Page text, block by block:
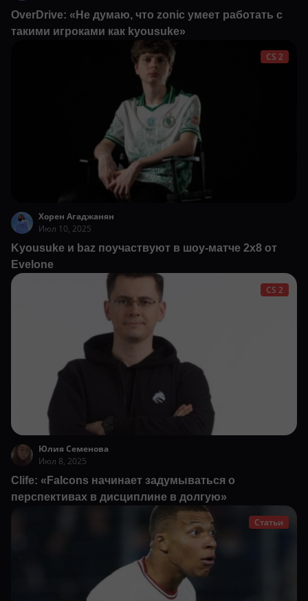
OverDrive: «Не думаю, что zonic умеет работать с
такими игроками как kyousuke»
CS 2
Хорен Агаджанян
Июл 10, 2025
Kyousuke и baz поучаствуют в шоу-матче 2х8 от
Evelone
CS 2
Юлия Семенова
Июл 8, 2025
Clife: «Falcons начинает задумываться о
перспективах в дисциплине в долгую»
Статьи